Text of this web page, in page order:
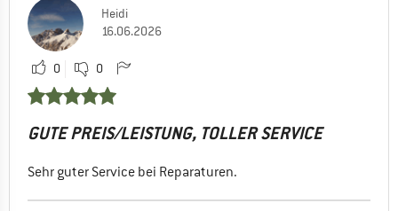
Heidi
16.06.2026
0 0
GUTE PREIS/LEISTUNG, TOLLER SERVICE
Sehr guter Service bei Reparaturen.